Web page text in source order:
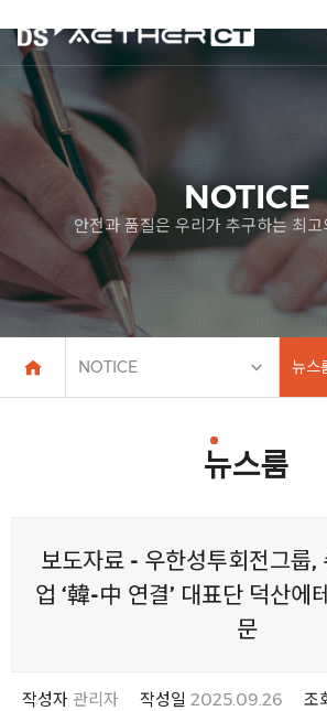
NOTICE
안전과 품질은 우리가 추구하는 최
NOTICE 뉴스
뉴스룸
보도자료 - 우한성투회전그룹,
업 ‘韓-中 연결’ 대표단 덕산에
문
작성자 관리자 작성일 2025.09.26 조